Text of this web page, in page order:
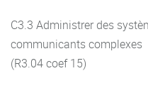
C3.3 Administrer des
communicants complexes
(R3.04 coef 15)